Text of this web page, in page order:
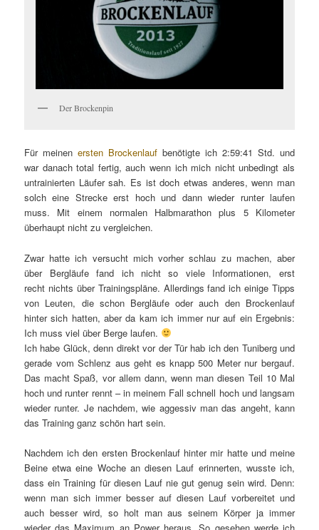
Der Brockenpin
Für meinenersten Brockenlauf benötigte ich 2:59:41 Std. und
war danach total fertig, auch wenn ich mich nicht unbedingt als
untrainierten Läufer sah. Es ist doch etwas anderes, wenn man
solch eine Strecke erst hoch und dann wieder runter laufen
muss. Mit einem normalen Halbmarathon plus 5 Kilometer
überhaupt nicht zu vergleichen.
Zwar hatte ich versucht mich vorher schlau zu machen, aber
über Bergläufe fand ich nicht so viele Informationen, erst
recht nichts über Trainingspläne. Allerdings fand ich einige Tipps
von Leuten, die schon Bergläufe oder auch den Brockenlauf
hinter sich hatten, aber da kam ich immer nur auf ein Ergebnis:
Ich muss viel über Berge laufen.
Ich habe Glück, denn direkt vor der Tür hab ich den Tuniberg und
gerade vom Schlenz aus geht es knapp 500 Meter nur bergauf.
Das macht Spaß, vor allem dann, wenn man diesen Teil 10 Mal
hoch und runter rennt – in meinem Fall schnell hoch und langsam
wieder runter. Je nachdem, wie aggessiv man das angeht, kann
das Training ganz schön hart sein.
Nachdem ich den ersten Brockenlauf hinter mir hatte und meine
Beine etwa eine Woche an diesen Lauf erinnerten, wusste ich,
dass ein Training für diesen Lauf nie gut genug sein wird. Denn:
wenn man sich immer besser auf diesen Lauf vorbereitet und
auch besser wird, so holt man aus seinem Körper ja immer
wieder das Maximum an Power heraus. So gesehen werde ich